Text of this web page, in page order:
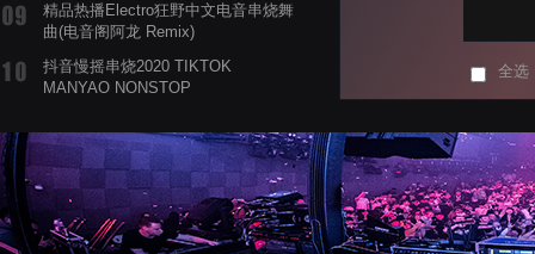
精品热播Electro狂野中文电音串烧舞
曲(电音阁阿龙 Remix)
抖音慢摇串烧2020 TIKTOK
MANYAO NONSTOP
蝉爸爸妈妈爱存在夏天的风是想你的
声音啊
全选